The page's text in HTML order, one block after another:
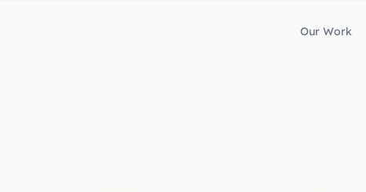
Our Work